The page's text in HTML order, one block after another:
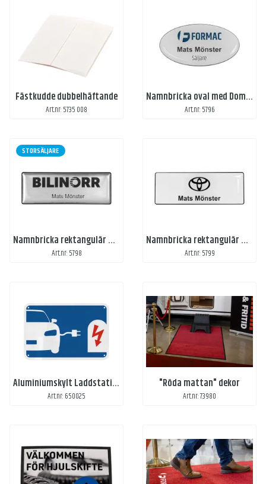
Fästkudde dubbelhäftande
Art.nr: 5735 008
Namnbricka oval med Domemärke och magnetfäste
Art.nr: 5796
STORSÄLJARE
Namnbricka rektangulär med Domemärke och magnetfäste
Art.nr: 5798
Namnbricka rektangulär med Domemärke och nål
Art.nr: 5799
Aluminiumskylt Laddstation
Art.nr: 650025
"Röda mattan" dekor
Art.nr: 73980